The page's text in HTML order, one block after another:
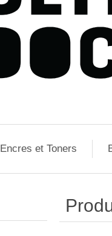
Encres et Toners